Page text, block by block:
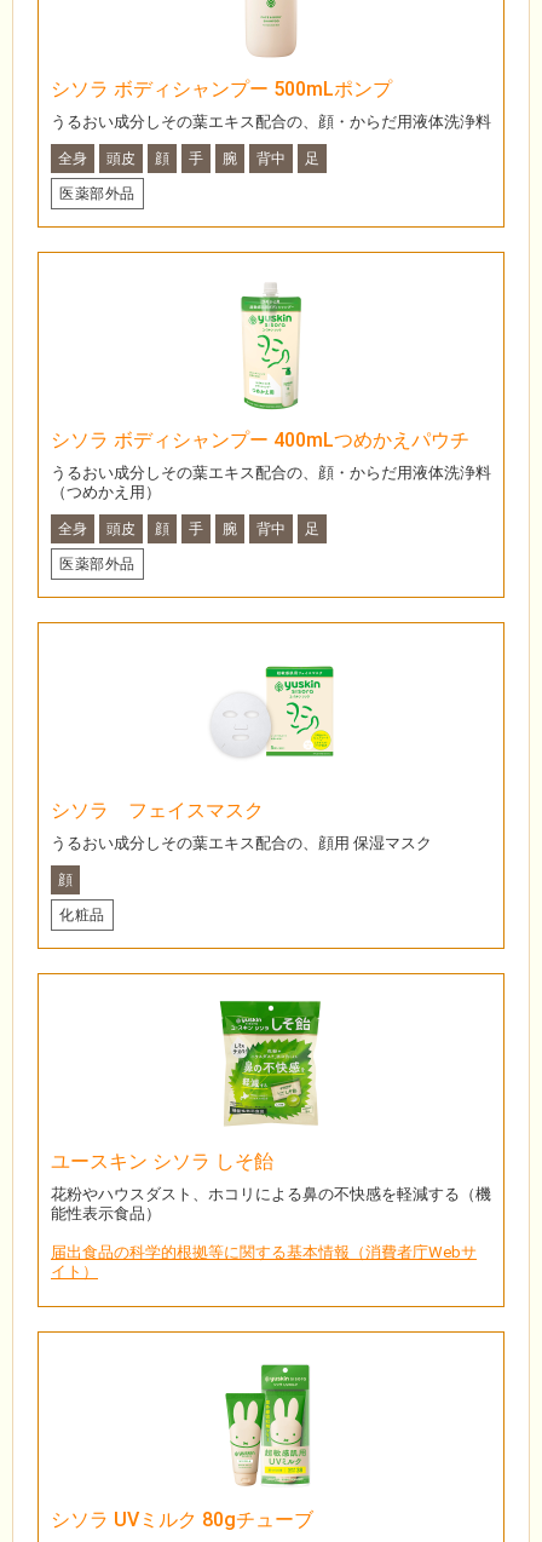
シソラ ボディシャンプー 500mLポンプ
うるおい成分しその葉エキス配合の、顔・からだ用液体洗浄料
全身 頭皮 顔 手 腕 背中 足
医薬部外品
シソラ ボディシャンプー 400mLつめかえパウチ
うるおい成分しその葉エキス配合の、顔・からだ用液体洗浄料
（つめかえ用）
全身 頭皮 顔 手 腕 背中 足
医薬部外品
シソラ フェイスマスク
うるおい成分しその葉エキス配合の、顔用 保湿マスク
顔
化粧品
ユースキン シソラ しそ飴
花粉やハウスダスト、ホコリによる鼻の不快感を軽減する（機
能性表示食品）
届出食品の科学的根拠等に関する基本情報（消費者庁Webサ
イト）
シソラ UVミルク 80gチューブ